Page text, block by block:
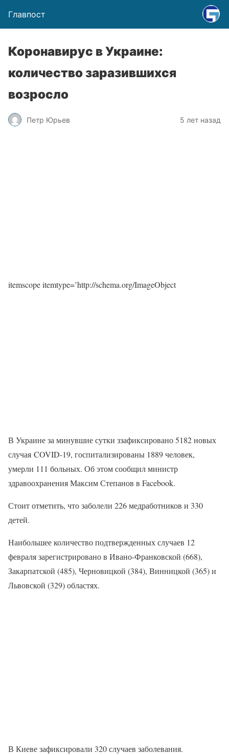
Главпост
Коронавирус в Украине:
количество заразившихся
возросло
Петр Юрьев 5 лет назад
itemscope itemtype=’http://schema.org/ImageObject
В Украине за минувшие сутки ззафиксировано 5182 новых
случая COVID-19, госпитализированы 1889 человек,
умерли 111 больных. Об этом сообщил министр
здравоохранения Максим Степанов в Facebook.
Стоит отметить, что заболели 226 медработников и 330
детей.
Наибольшее количество подтвержденных случаев 12
февраля зарегистрировано в Ивано-Франковской (668),
Закарпатской (485), Черновицкой (384), Винницкой (365) и
Львовской (329) областях.
В Киеве зафиксировали 320 случаев заболевания.